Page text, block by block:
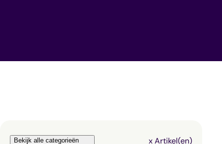
Bekijk alle categorieën xArtikel(en)